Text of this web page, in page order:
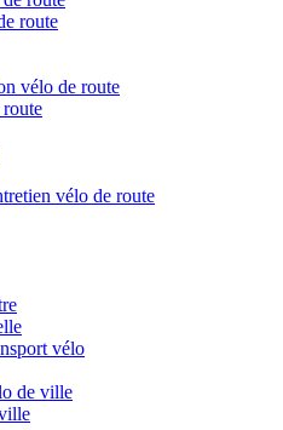
route
vélo de route
vélo de route
vélo
de ville